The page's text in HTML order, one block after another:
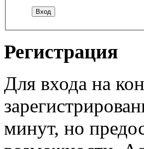
Регистрация
Для входа на
минут, но